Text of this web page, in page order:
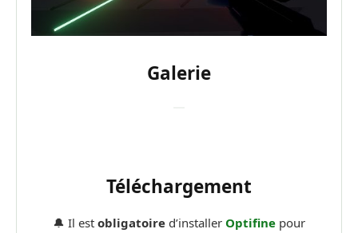
Galerie
Téléchargement
🔔 Il est obligatoire d’installer Optifine pour